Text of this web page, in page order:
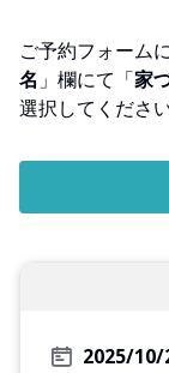
ご予約フォーム
名 」欄にて「家
選択してください
2025/10/